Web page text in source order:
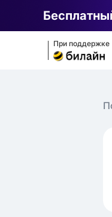
При поддержке